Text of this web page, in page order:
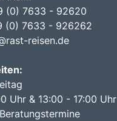
(0) 7633 - 92620
(0) 7633 - 926262
reisen.de
Uhr & 13:00 - 17:00 Uhr